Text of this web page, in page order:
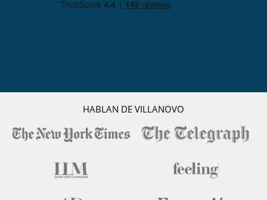
HABLAN DE VILLANOVO